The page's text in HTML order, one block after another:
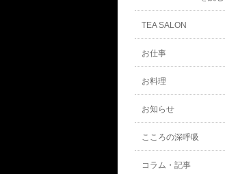
TEA SALON
お仕事
お料理
お知らせ
こころの深呼吸
コラム・記事